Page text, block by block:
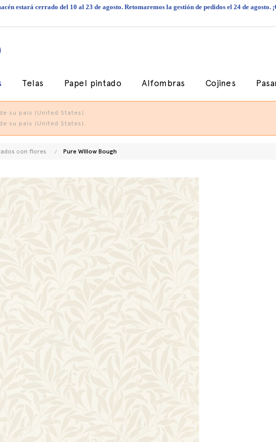
estará cerrado del 10 al 23 de agosto. Retomaremos la gestión de pedidos el 24 de agosto.
Telas Papel pintado Alfombras Cojines
su país (United States).
su país (United States).
con flores Pure Willow Bough